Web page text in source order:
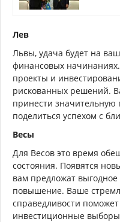
Лев
Львы, удача будет на
финансовых
проекты и
рискованных решений.
принести значительную
поделиться успехом с
Весы
Для Весов это время
состояния. Появятся
вам предложат выгодное
повышение. Ваше
справедливости
инвестиционные